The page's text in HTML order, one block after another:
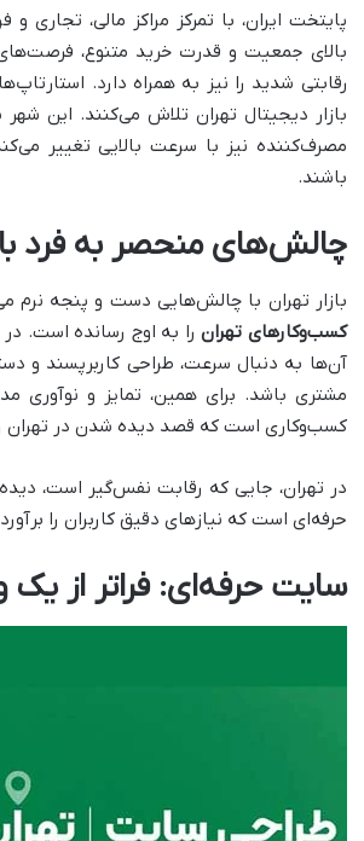
پایتخت ایران، با تمرکز مراکز مالی،
بالای جمعیت و قدرت خرید متنوع،
رقابتی شدید را نیز به همراه دارد.
بازار دیجیتال تهران تلاش می‌کنند. این
مصرف‌کننده نیز با سرعت بالایی تغییر
باشند.
چالش‌های منحصر به فرد
بازار تهران با چالش‌هایی دست و پنجه نرم
کسب‌وکارهای تهرانرا به اوج رسانده است. در
آن‌ها به دنبال سرعت، طراحی کاربرپسند و
مشتری باشد. برای همین، تمایز و نوآوری
کسب‌وکاری است که قصد دیده شدن در تهران
در تهران، جایی که رقابت نفس‌گیر است،
حرفه‌ای است که نیازهای دقیق کاربران را
سایت حرفه‌ای: فراتر از یک